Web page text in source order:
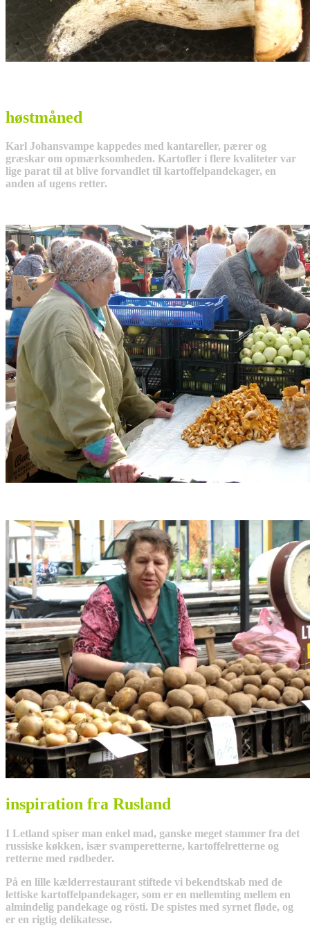
høstmåned
Karl Johansvampe kappedes med kantareller, pærer og
græskar om opmærksomheden. Kartofler i flere kvaliteter var
lige parat til at blive forvandlet til kartoffelpandekager, en
anden af ugens retter.
inspiration fra Rusland
I Letland spiser man enkel mad, ganske meget stammer fra det
russiske køkken, især svamperetterne, kartoffelretterne og
retterne med rødbeder.
På en lille kælderrestaurant stiftede vi bekendtskab med de
lettiske kartoffelpandekager, som er en mellemting mellem en
almindelig pandekage og rösti. De spistes med syrnet fløde, og
er en rigtig delikatesse.